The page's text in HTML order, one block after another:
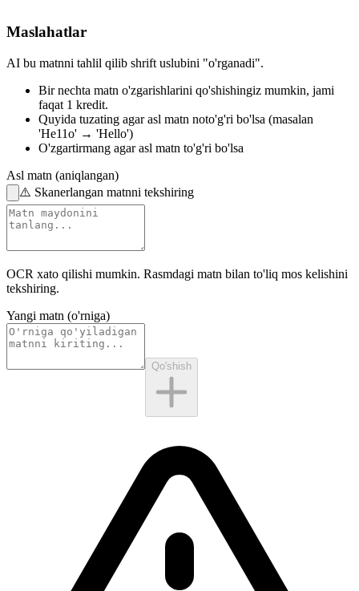
Maslahatlar
AI bu matnni tahlil qilib shrift uslubini "o'rganadi".
Bir nechta matn o'zgarishlarini qo'shishingiz mumkin, jami
faqat 1 kredit.
Quyida tuzating agar asl matn noto'g'ri bo'lsa (masalan
'He11o' → 'Hello')
O'zgartirmang agar asl matn to'g'ri bo'lsa
Asl matn (aniqlangan)
⚠️ Skanerlangan matnni tekshiring
OCR xato qilishi mumkin. Rasmdagi matn bilan to'liq mos kelishini
tekshiring.
Yangi matn (o'rniga)
Qo'shish